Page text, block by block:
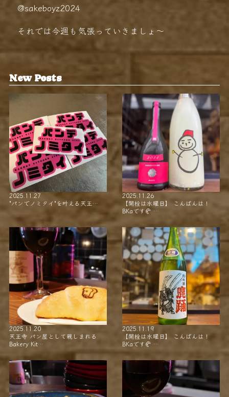
@sakeboyz2024
それでは今週も気張っていきましょ〜️
New Posts
2025.11.27
"パンでノミタイ"を叶える天王…
2025.11.26
【開栓は水曜日】 こんばんは！
BKaです🥐 …
2025.11.20
天王寺 パン屋として親しまれる
Bakery Kit…
2025.11.19
【開栓は水曜日】 こんばんは！
BKaです🥐 …